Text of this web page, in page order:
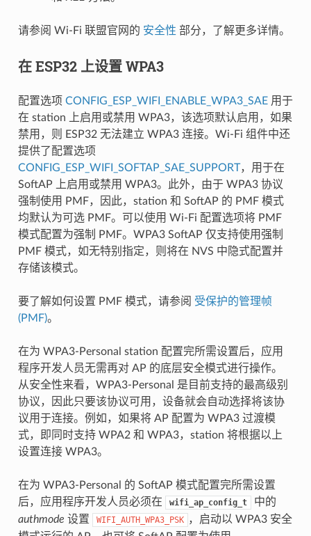
请参阅 Wi-Fi 联盟官网的 安全性 部分，了解更多详情。
在 ESP32 上设置 WPA3
配置选项 CONFIG_ESP_WIFI_ENABLE_WPA3_SAE用于
在 station 上启用或禁用 WPA3，该选项默认启用，如果
禁用，则 ESP32 无法建立 WPA3 连接。Wi-Fi 组件中还
提供了配置选项
CONFIG_ESP_WIFI_SOFTAP_SAE_SUPPORT，用于在
SoftAP 上启用或禁用 WPA3。此外，由于 WPA3 协议
强制使用 PMF，因此，station 和 SoftAP 的 PMF 模式
均默认为可选 PMF。可以使用 Wi-Fi 配置选项将 PMF
模式配置为强制 PMF。WPA3 SoftAP 仅支持使用强制
PMF 模式，如无特别指定，则将在 NVS 中隐式配置并
存储该模式。
要了解如何设置 PMF 模式，请参阅 受保护的管理帧
(PMF)。
在为 WPA3-Personal station 配置完所需设置后，应用
程序开发人员无需再对 AP 的底层安全模式进行操作。
从安全性来看，WPA3-Personal 是目前支持的最高级别
协议，因此只要该协议可用，设备就会自动选择将该协
议用于连接。例如，如果将 AP 配置为 WPA3 过渡模
式，即同时支持 WPA2 和 WPA3，station 将根据以上
设置连接 WPA3。
在为 WPA3-Personal 的 SoftAP 模式配置完所需设置
后，应用程序开发人员必须在
wifi_ap_config_t
中的
authmode 设置 WIFI_AUTH_WPA3_PSK ，启动以 WPA3 安全